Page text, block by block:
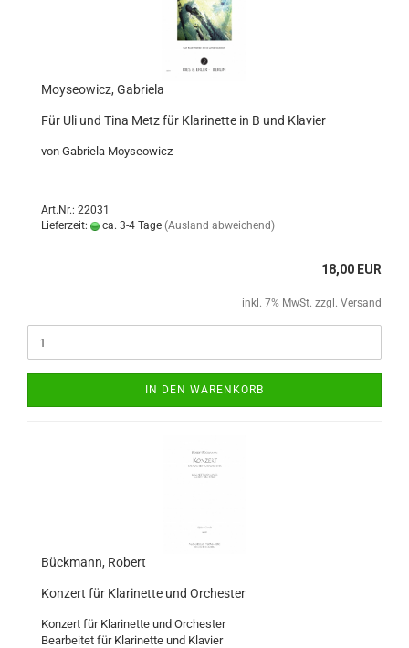
Moyseowicz, Gabriela
Für Uli und Tina Metz für Klarinette in B und Klavier
von Gabriela Moyseowicz
Art.Nr.: 22031
Lieferzeit:
ca. 3-4 Tage (Ausland abweichend)
18,00 EUR
inkl. 7% MwSt. zzgl. Versand
IN DEN WARENKORB
Bückmann, Robert
Konzert für Klarinette und Orchester
Konzert für Klarinette und Orchester
Bearbeitet für Klarinette und Klavier